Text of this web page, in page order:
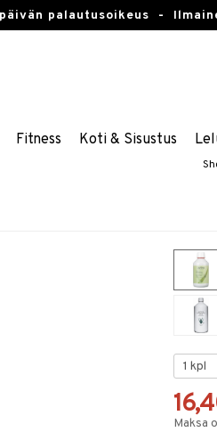
palautusoikeus -
Fitness Koti & Sisustus
Maksa